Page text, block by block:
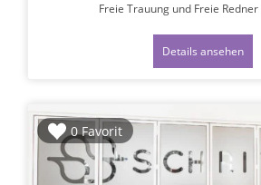
Freie Trauung und Freie Redner
Details ansehen
0 Favorit